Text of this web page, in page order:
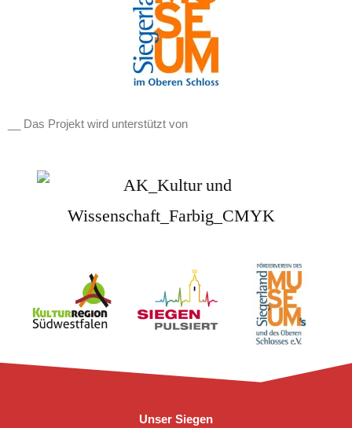
__ Das Projekt wird unterstützt von
Unser Siegen